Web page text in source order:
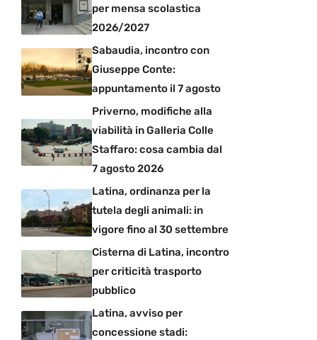
per mensa scolastica
2026/2027
Sabaudia, incontro con
Giuseppe Conte:
appuntamento il 7 agosto
Priverno, modifiche alla
viabilità in Galleria Colle
Staffaro: cosa cambia dal
7 agosto 2026
Latina, ordinanza per la
tutela degli animali: in
vigore fino al 30 settembre
Cisterna di Latina, incontro
per criticità trasporto
pubblico
Latina, avviso per
concessione stadi: